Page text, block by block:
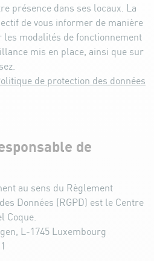
présence dans ses locaux. La
de vous informer de manière
modalités de fonctionnement
mis en place, ainsi que sur
de protection des données
de
au sens du Règlement
Données (RGPD) est le Centre
Coque.
L-1745 Luxembourg